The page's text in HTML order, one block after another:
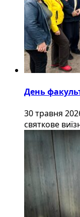
День
30 травня
святкове